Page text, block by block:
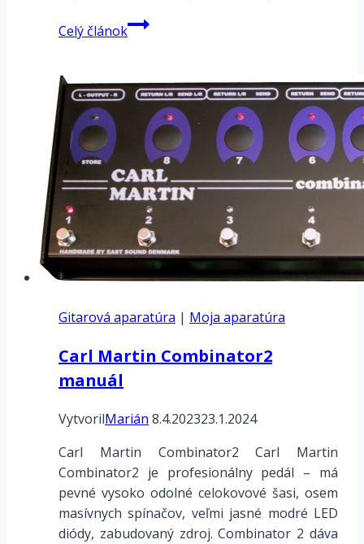
Celý článokNeural
DSP
Cortex
CorOS
1.0.2
k
dispozícii
Gitarová aparatúra | Moja aparatúra
Carl Martin Combinator2
manuál
VytvorilMarián 8.4.202323.1.2024
Carl Martin Combinator2 Carl Martin
Combinator2 je profesionálny pedál – má
pevné vysoko odolné celokovové šasi, osem
masívnych spínačov, veľmi jasné modré LED
diódy, zabudovaný zdroj. Combinator 2 dáva